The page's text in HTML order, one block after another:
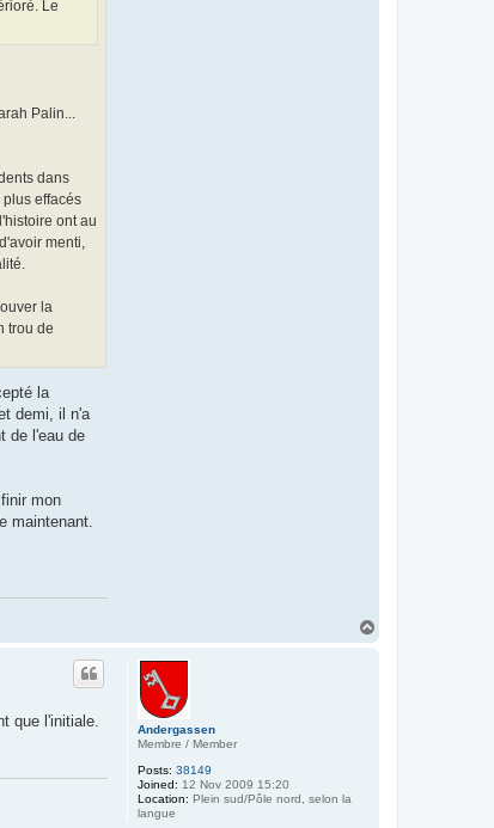
Le
Palin...
dans
effacés
ont au
menti,
la
trou de
la
demi, il n'a
de l'eau de
mon
maintenant.
Andergassen
Membre / Member
Posts: 38149
Joined: 12 Nov 2009 15:20
Location: Plein sud/Pôle nord, selon la
langue
que l'initiale.